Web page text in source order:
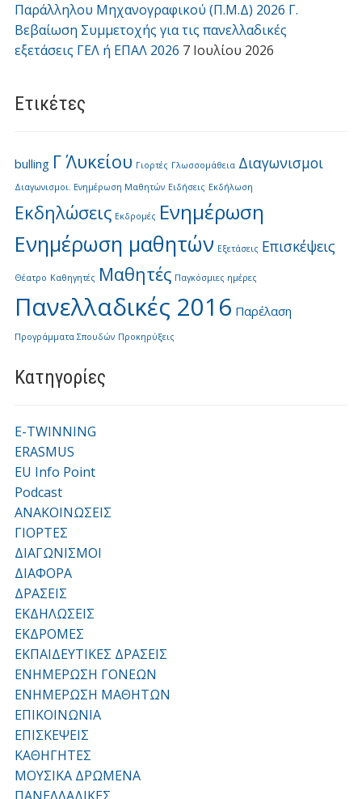
Παράλληλου Μηχανογραφικού (Π.Μ.Δ) 2026 Γ.
Βεβαίωση Συμμετοχής για τις πανελλαδικές
εξετάσεις ΓΕΛ ή ΕΠΑΛ 2026 7 Ιουλίου 2026
Ετικέτες
bulling Γ΄ Λυκείου Γιορτές Γλωσσομάθεια Διαγωνισμοι
Διαγωνισμοι. Ενημέρωση Μαθητών Ειδήσεις Εκδήλωση
Εκδηλώσεις Εκδρομές Ενημέρωση
Ενημέρωση μαθητών Εξετάσεις Επισκέψεις
Θέατρο Καθηγητές Μαθητές Παγκόσμιες ημέρες
Πανελλαδικές 2016 Παρέλαση
Προγράμματα Σπουδών Προκηρύξεις
Kατηγορίες
E-TWINNING
ERASMUS
EU Info Point
Podcast
ΑΝΑΚΟΙΝΩΣΕΙΣ
ΓΙΟΡΤΕΣ
ΔΙΑΓΩΝΙΣΜΟΙ
ΔΙΑΦΟΡΑ
ΔΡΑΣΕΙΣ
ΕΚΔΗΛΩΣΕΙΣ
ΕΚΔΡΟΜΕΣ
ΕΚΠΑΙΔΕΥΤΙΚΕΣ ΔΡΑΣΕΙΣ
ΕΝΗΜΕΡΩΣΗ ΓΟΝΕΩΝ
ΕΝΗΜΕΡΩΣΗ ΜΑΘΗΤΩΝ
ΕΠΙΚΟΙΝΩΝΙΑ
ΕΠΙΣΚΕΨΕΙΣ
ΚΑΘΗΓΗΤΕΣ
ΜΟΥΣΙΚΑ ΔΡΩΜΕΝΑ